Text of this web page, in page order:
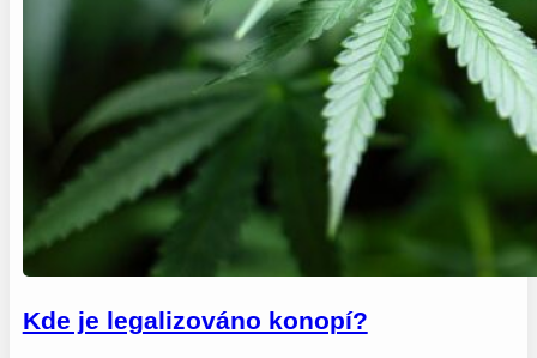
Kde je legalizováno konopí?